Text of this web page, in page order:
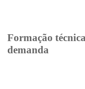
Formação
demanda